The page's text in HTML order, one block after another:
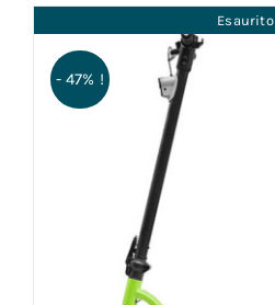
Esaurito
- 47% !